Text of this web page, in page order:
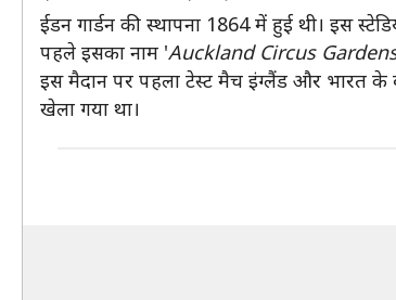
ईडन गार्डन की स्थापना 1864 में हुई थी। इस
पहले इसका नाम 'Auckland Circus
इस मैदान पर पहला टेस्ट मैच इंग्लैंड और भारत
खेला गया था।